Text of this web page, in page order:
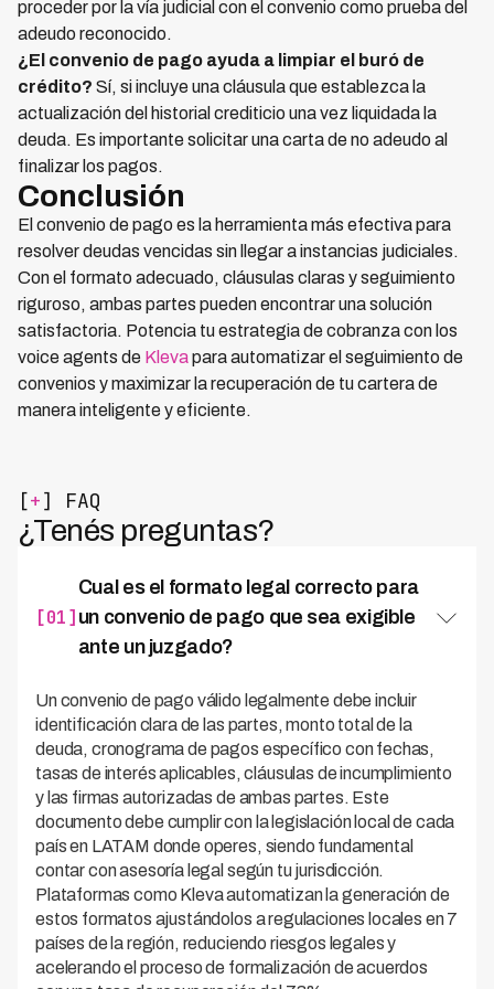
proceder por la vía judicial con el convenio como prueba del
adeudo reconocido.
¿El convenio de pago ayuda a limpiar el buró de
crédito? Sí, si incluye una cláusula que establezca la
actualización del historial crediticio una vez liquidada la
deuda. Es importante solicitar una carta de no adeudo al
finalizar los pagos.
Conclusión
El convenio de pago es la herramienta más efectiva para
resolver deudas vencidas sin llegar a instancias judiciales.
Con el formato adecuado, cláusulas claras y seguimiento
riguroso, ambas partes pueden encontrar una solución
satisfactoria. Potencia tu estrategia de cobranza con los
voice agents de Klevapara automatizar el seguimiento de
convenios y maximizar la recuperación de tu cartera de
manera inteligente y eficiente.
[+] FAQ
¿Tenés preguntas?
[01]
Cual es el formato legal correcto para
un convenio de pago que sea exigible
ante un juzgado?
Un convenio de pago válido legalmente debe incluir
identificación clara de las partes, monto total de la
deuda, cronograma de pagos específico con fechas,
tasas de interés aplicables, cláusulas de incumplimiento
y las firmas autorizadas de ambas partes. Este
documento debe cumplir con la legislación local de cada
país en LATAM donde operes, siendo fundamental
contar con asesoría legal según tu jurisdicción.
Plataformas como Kleva automatizan la generación de
estos formatos ajustándolos a regulaciones locales en 7
países de la región, reduciendo riesgos legales y
acelerando el proceso de formalización de acuerdos